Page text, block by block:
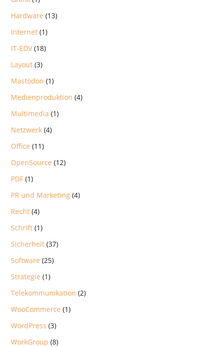
Hardware (13)
Internet (1)
IT-EDV(18)
Layout (3)
Mastodon (1)
Medienproduktion (4)
Multimedia (1)
Netzwerk (4)
Office (11)
OpenSource (12)
PDF (1)
PR und Marketing (4)
Recht (4)
Schrift (1)
Sicherheit (37)
Software (25)
Strategie (1)
Telekommunikation (2)
WooCommerce (1)
WordPress (3)
WorkGroup (8)